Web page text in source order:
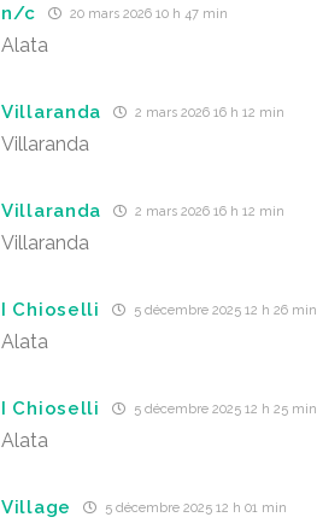
n/c 20 mars 2026 10 h 47 min
Alata
Villaranda 2 mars 2026 16 h 12 min
Villaranda
Villaranda 2 mars 2026 16 h 12 min
Villaranda
I Chioselli 5 décembre 2025 12 h 26 min
Alata
I Chioselli 5 décembre 2025 12 h 25 min
Alata
Village 5 décembre 2025 12 h 01 min